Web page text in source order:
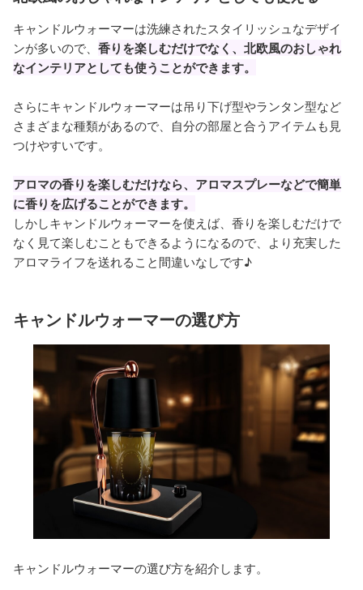
キャンドルウォーマーは洗練されたスタイリッシュなデザイ
ンが多いので、 香りを楽しむだけでなく、北欧風のおしゃれ
なインテリアとしても使うことができます。
さらにキャンドルウォーマーは吊り下げ型やランタン型など
さまざまな種類があるので、自分の部屋と合うアイテムも見
つけやすいです。
アロマの香りを楽しむだけなら、アロマスプレーなどで簡単
に香りを広げることができます。
しかしキャンドルウォーマーを使えば、香りを楽しむだけで
なく見て楽しむこともできるようになるので、より充実した
アロマライフを送れること間違いなしです♪
キャンドルウォーマーの選び方
キャンドルウォーマーの選び方を紹介します。